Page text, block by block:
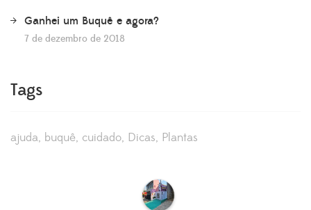
Ganhei um Buquê e agora?
7 de dezembro de 2018
Tags
ajuda buquê cuidado Dicas Plantas